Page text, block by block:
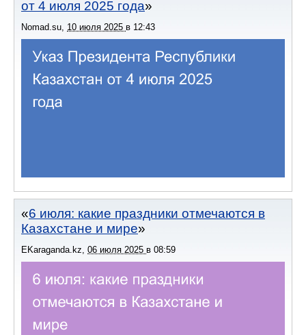
от 4 июля 2025 года
Nomad.su, 10 июля 2025 в 12:43
6 июля: какие праздники отмечаются в
Казахстане и мире
EKaraganda.kz 06 июля 2025 в 08:59